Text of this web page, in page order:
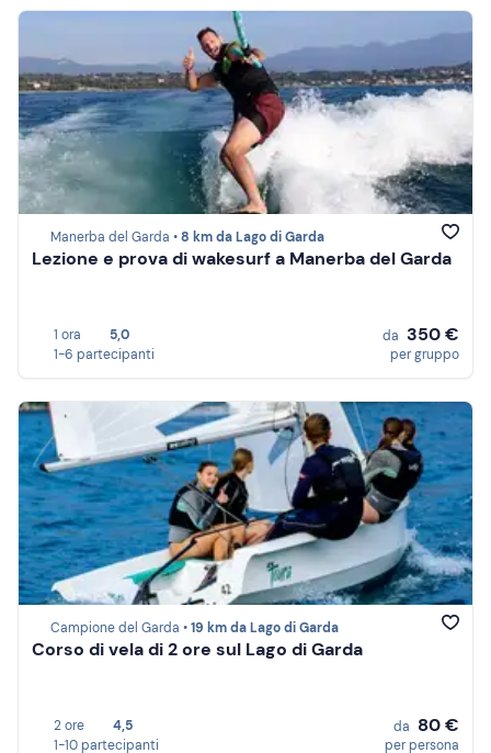
Manerba del Garda •8 km da Lago di Garda
Lezione e prova di wakesurf a Manerba del Garda
1 ora
5,0
1-6 partecipanti
da 350 €
per gruppo
Campione del Garda •19 km da Lago di Garda
Corso di vela di 2 ore sul Lago di Garda
2 ore
4,5
1-10 partecipanti
da 80 €
per persona